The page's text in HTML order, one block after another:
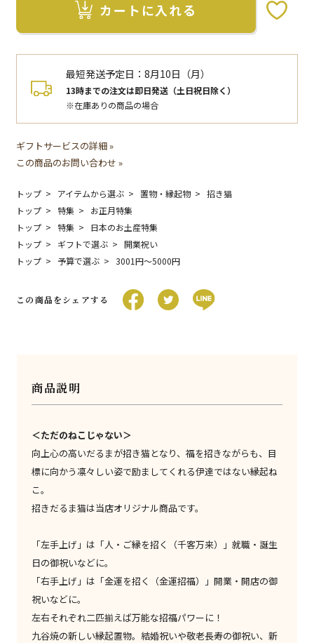
カートに入れる
最短発送予定日：8月10日（月）
13時までの注文は即日発送（土日祝日除く）
※在庫ありの商品の場合
ギフトサービスの詳細 »
この商品のお問い合わせ »
トップ アイテムから選ぶ 置物・縁起物
招き猫
トップ
特集
お正月特集
トップ
特集
日本のお土産特集
トップ
ギフトで選ぶ
開業祝い
トップ
予算で選ぶ 3001円〜5000円
この商品をシェアする
商品説明
＜ただのねこじゃない＞
向上心の高いだるまが招き猫となり、福を招きながらも、目
標に向かう凛々しい姿で励ましてくれる伊達ではない縁起ね
こ。
招きだるま猫は当店オリジナル商品です。
「左手上げ」は「人・ご縁を招く（千客万来）」就職・誕生
日の御祝いなどに。
「右手上げ」は「金運を招く（金運招福）」開業・開店の御
祝いなどに。
左右それぞれ二匹揃えば万能な招福パワーに！
九谷焼の新しい縁起置物。結婚祝いや敬老長寿の御祝い、新